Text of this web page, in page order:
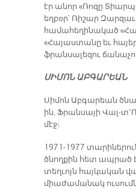
էր անոր «Ռոզը
եղբօր՝ Ռիշար
համահեղինակած
«Հայաստանը եւ
ֆրանսալեզու
ՍԻՄՈՆ ԱԲԳԱՐԵԱՆ
Սիմոն Աբգարեան
ին, Ֆրանսայի Վալ-
մէջ։
1971-1977
ծնողքին հետ ապրած
տեղւոյն հայկական
միաժամանակ